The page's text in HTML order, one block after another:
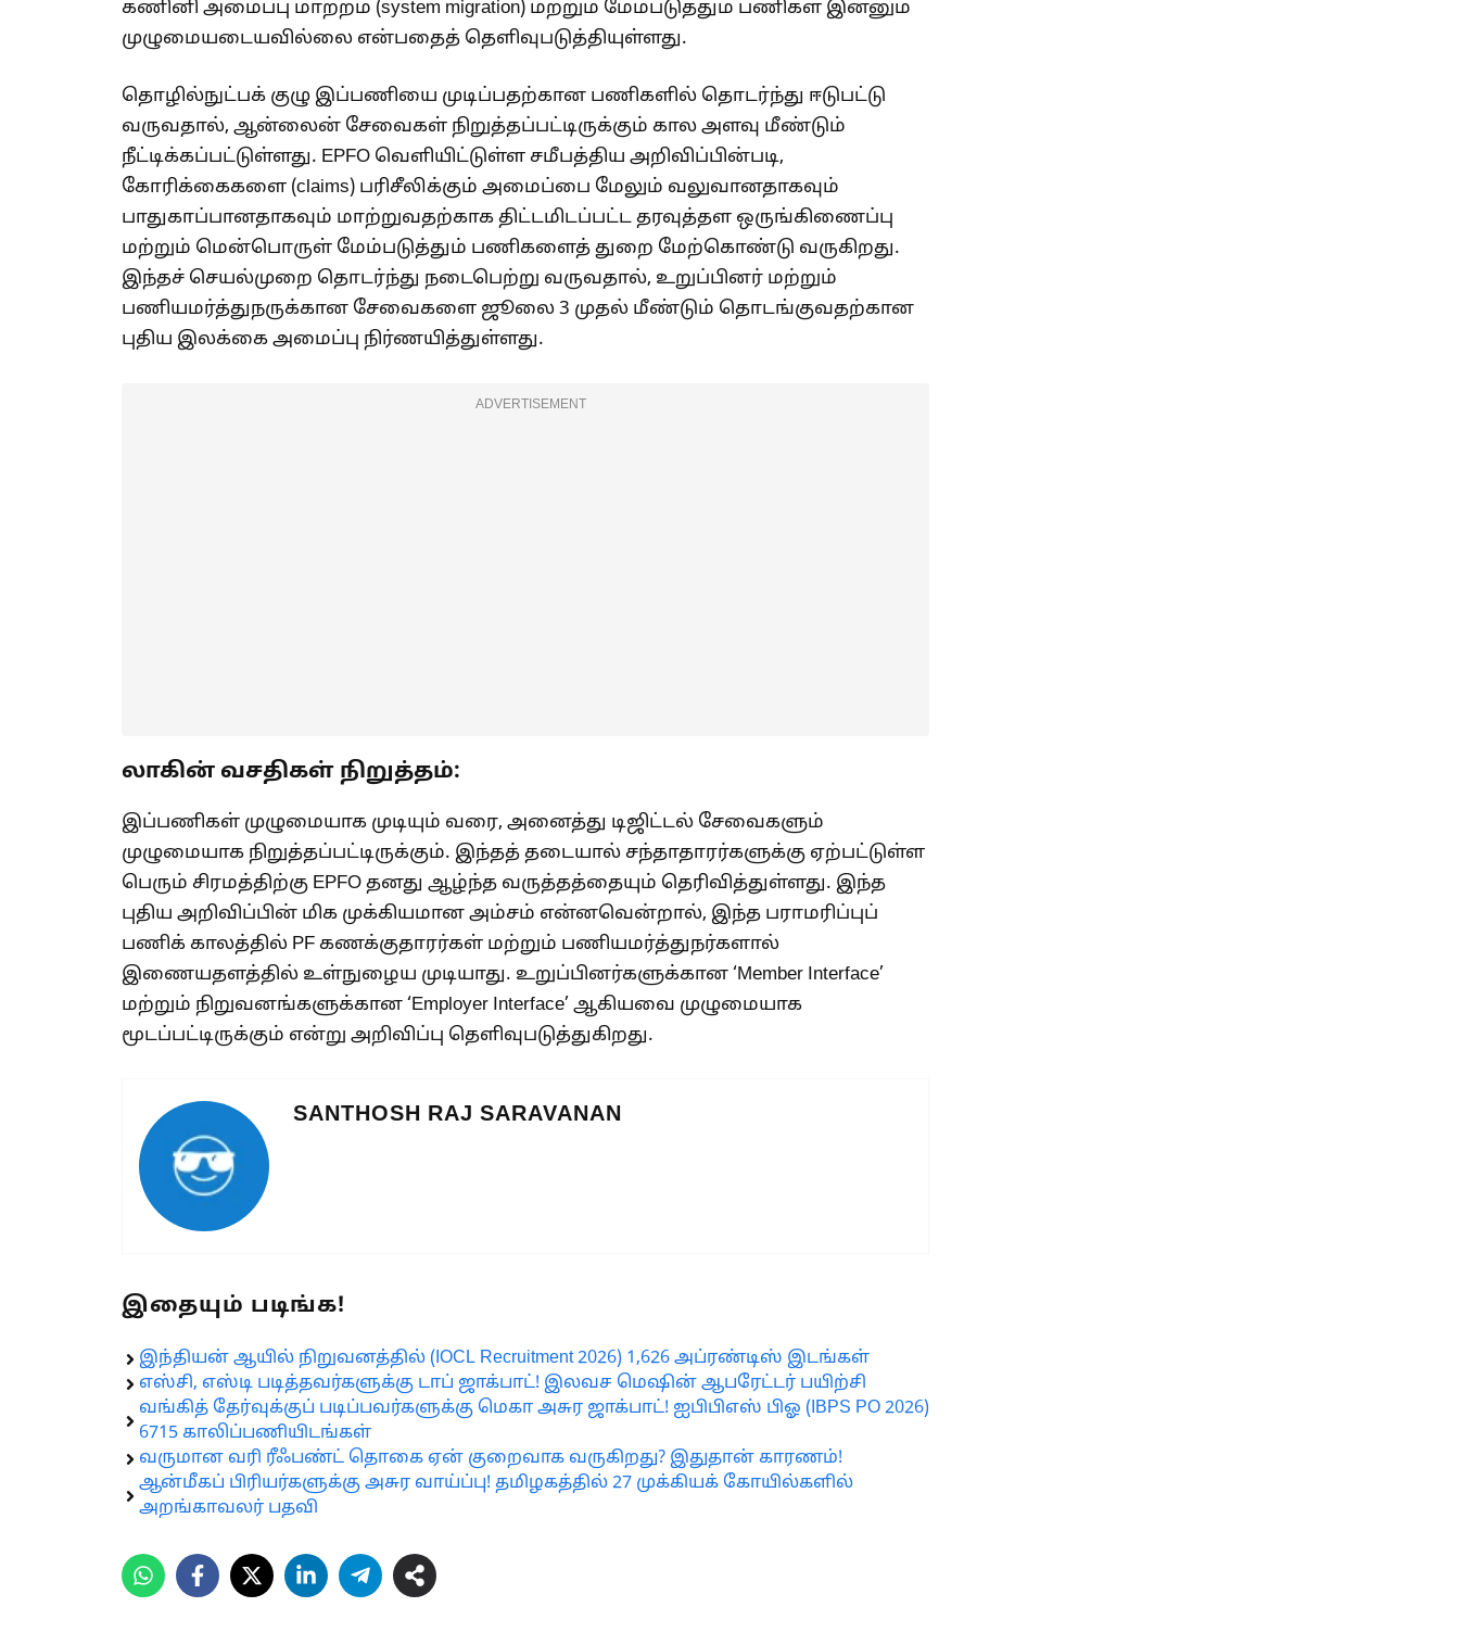
கணினி அமைப்பு மாற்றம் (system migration) மற்றும் மேம்படுத்தும் பணிகள் இன்னும்
முழுமையடையவில்லை என்பதைத் தெளிவுபடுத்தியுள்ளது.
தொழில்நுட்பக் குழு இப்பணியை முடிப்பதற்கான பணிகளில் தொடர்ந்து ஈடுபட்டு
வருவதால், ஆன்லைன் சேவைகள் நிறுத்தப்பட்டிருக்கும் கால அளவு மீண்டும்
நீட்டிக்கப்பட்டுள்ளது. EPFO வெளியிட்டுள்ள சமீபத்திய அறிவிப்பின்படி,
கோரிக்கைகளை (claims) பரிசீலிக்கும் அமைப்பை மேலும் வலுவானதாகவும்
பாதுகாப்பானதாகவும் மாற்றுவதற்காக திட்டமிடப்பட்ட தரவுத்தள ஒருங்கிணைப்பு
மற்றும் மென்பொருள் மேம்படுத்தும் பணிகளைத் துறை மேற்கொண்டு வருகிறது.
இந்தச் செயல்முறை தொடர்ந்து நடைபெற்று வருவதால், உறுப்பினர் மற்றும்
பணியமர்த்துநருக்கான சேவைகளை ஜூலை 3 முதல் மீண்டும் தொடங்குவதற்கான
புதிய இலக்கை அமைப்பு நிர்ணயித்துள்ளது.
ADVERTISEMENT
லாகின் வசதிகள் நிறுத்தம்:
இப்பணிகள் முழுமையாக முடியும் வரை, அனைத்து டிஜிட்டல் சேவைகளும்
முழுமையாக நிறுத்தப்பட்டிருக்கும். இந்தத் தடையால் சந்தாதாரர்களுக்கு ஏற்பட்டுள்ள
பெரும் சிரமத்திற்கு EPFO ​​தனது ஆழ்ந்த வருத்தத்தையும் தெரிவித்துள்ளது. இந்த
புதிய அறிவிப்பின் மிக முக்கியமான அம்சம் என்னவென்றால், இந்த பராமரிப்புப்
பணிக் காலத்தில் PF கணக்குதாரர்கள் மற்றும் பணியமர்த்துநர்களால்
இணையதளத்தில் உள்நுழைய முடியாது. உறுப்பினர்களுக்கான ‘Member Interface’
மற்றும் நிறுவனங்களுக்கான ‘Employer Interface’ ஆகியவை முழுமையாக
மூடப்பட்டிருக்கும் என்று அறிவிப்பு தெளிவுபடுத்துகிறது.
SANTHOSH RAJ SARAVANAN
இதையும் படிங்க!
இந்தியன் ஆயில் நிறுவனத்தில் (IOCL Recruitment 2026) 1,626 அப்ரண்டிஸ் இடங்கள்
எஸ்சி, எஸ்டி படித்தவர்களுக்கு டாப் ஜாக்பாட்! இலவச மெஷின் ஆபரேட்டர் பயிற்சி
வங்கித் தேர்வுக்குப் படிப்பவர்களுக்கு மெகா அசுர ஜாக்பாட்! ஐபிபிஎஸ் பிஓ (IBPS PO 2026)
6715 காலிப்பணியிடங்கள்
வருமான வரி ரீஃபண்ட் தொகை ஏன் குறைவாக வருகிறது? இதுதான் காரணம்!
ஆன்மீகப் பிரியர்களுக்கு அசுர வாய்ப்பு! தமிழகத்தில் 27 முக்கியக் கோயில்களில்
அறங்காவலர் பதவி